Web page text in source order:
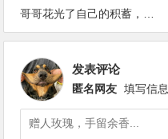
哥哥花光了自己的积蓄，为弟弟的两只猫咪做了一个“天堂”
发表评论
匿名网友 填写信息